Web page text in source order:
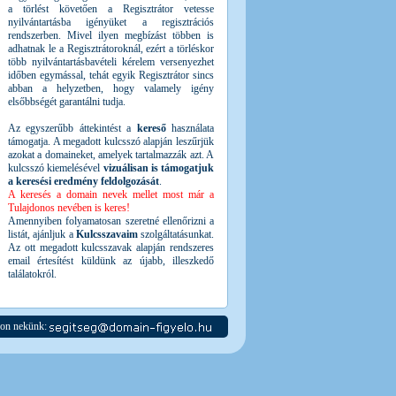
a törlést követően a Regisztrátor vetesse
nyilvántartásba igényüket a regisztrációs
rendszerben. Mivel ilyen megbízást többen is
adhatnak le a Regisztrátoroknál, ezért a törléskor
több nyilvántartásbavételi kérelem versenyezhet
időben egymással, tehát egyik Regisztrátor sincs
abban a helyzetben, hogy valamely igény
elsőbbségét garantálni tudja.
Az egyszerűbb áttekintést a keresőhasználata
támogatja. A megadott kulcsszó alapján leszűrjük
azokat a domaineket, amelyek tartalmazzák azt. A
kulcsszó kiemelésével vizuálisan is támogatjuk
a keresési eredmény feldolgozását.
A keresés a domain nevek mellet most már a
Tulajdonos nevében is keres!
Amennyiben folyamatosan szeretné ellenőrizni a
listát, ajánljuk a Kulcsszavaimszolgáltatásunkat.
Az ott megadott kulcsszavak alapján rendszeres
email értesítést küldünk az újabb, illeszkedő
találatokról.
nekünk: